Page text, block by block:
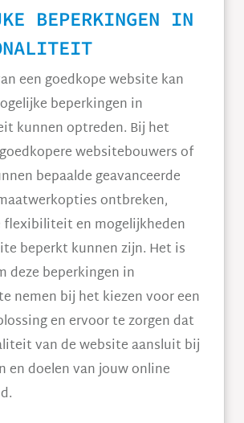
BEPERKINGEN IN
een goedkope website kan
beperkingen in
kunnen optreden. Bij het
websitebouwers of
bepaalde geavanceerde
ontbreken,
flexibiliteit en mogelijkheden
beperkt kunnen zijn. Het is
deze beperkingen in
nemen bij het kiezen voor een
en ervoor te zorgen dat
van de website aansluit bij
en doelen van jouw online